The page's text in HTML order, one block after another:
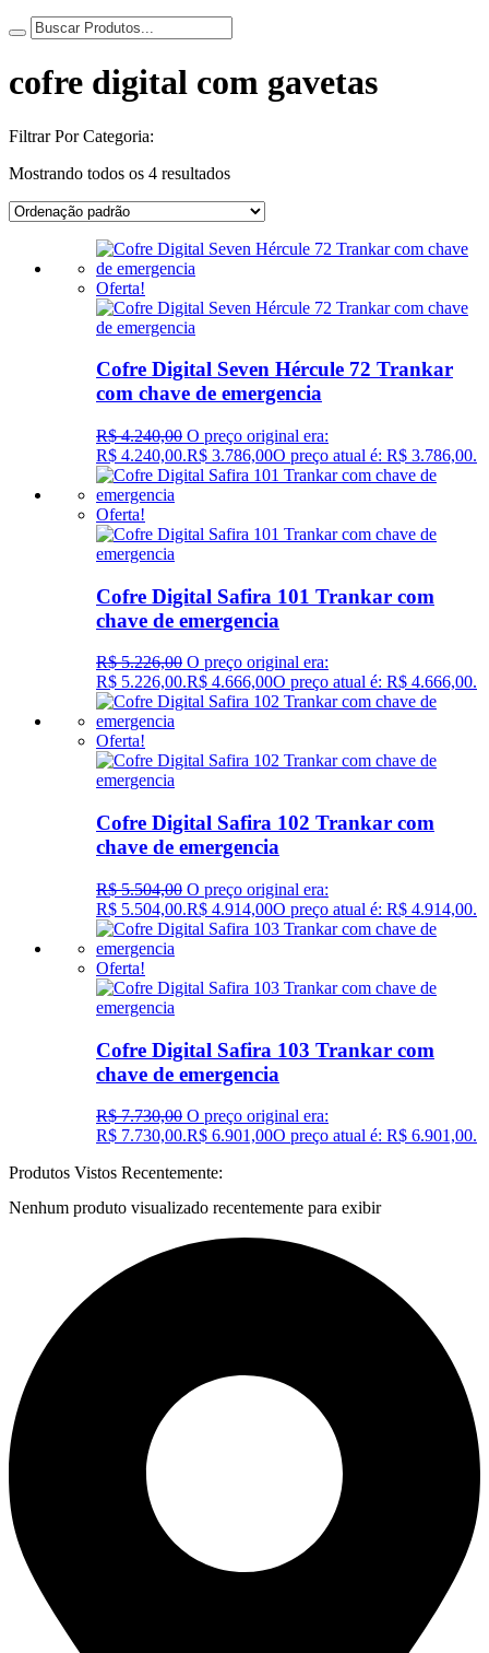
cofre digital com gavetas
Filtrar Por Categoria:
Mostrando todos os 4 resultados
Oferta!
Cofre Digital Seven Hércule 72 Trankar
com chave de emergencia
R$4.240,00 O preço original era:
R$ 4.240,00.R$ 3.786,00O preço atual é: R$ 3.786,00.
Oferta!
Cofre Digital Safira 101 Trankar com
chave de emergencia
R$5.226,00 O preço original era:
R$ 5.226,00.R$ 4.666,00O preço atual é: R$ 4.666,00.
Oferta!
Cofre Digital Safira 102 Trankar com
chave de emergencia
R$5.504,00 O preço original era:
R$ 5.504,00.R$ 4.914,00O preço atual é: R$ 4.914,00.
Oferta!
Cofre Digital Safira 103 Trankar com
chave de emergencia
R$7.730,00 O preço original era:
R$ 7.730,00.R$ 6.901,00O preço atual é: R$ 6.901,00.
Produtos Vistos Recentemente:
Nenhum produto visualizado recentemente para exibir